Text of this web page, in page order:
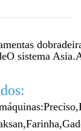
O sistema
Preciso,
Farinha,